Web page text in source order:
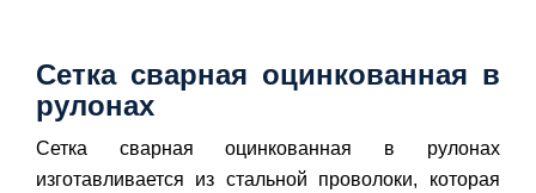
Сетка сварная оцинкованная в
рулонах
Сетка сварная оцинкованная в рулонах
изготавливается из стальной проволоки, которая